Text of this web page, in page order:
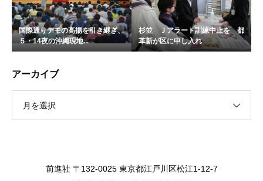
国際通りデモの高揚を引き継ぎ、
５・14夜の沖縄現地...
杉並 Ｊアラート訓練中止を 都
革新が区に申し入れ
アーカイブ
月を選択
前進社 〒132-0025 東京都江戸川区松江1-12-7